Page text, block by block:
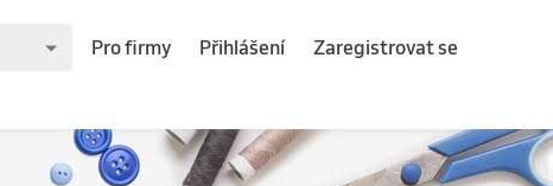
Pro firmy Přihlášení Zaregistrovat se